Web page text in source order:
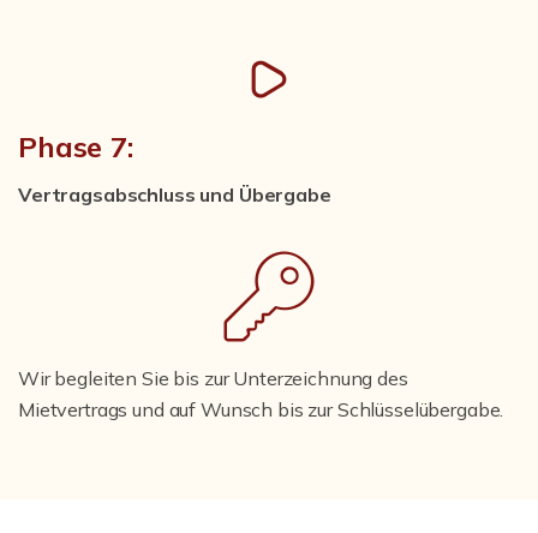
Phase 7:
Vertragsabschluss und Übergabe
Wir begleiten Sie bis zur Unterzeichnung des
Mietvertrags und auf Wunsch bis zur Schlüsselübergabe.